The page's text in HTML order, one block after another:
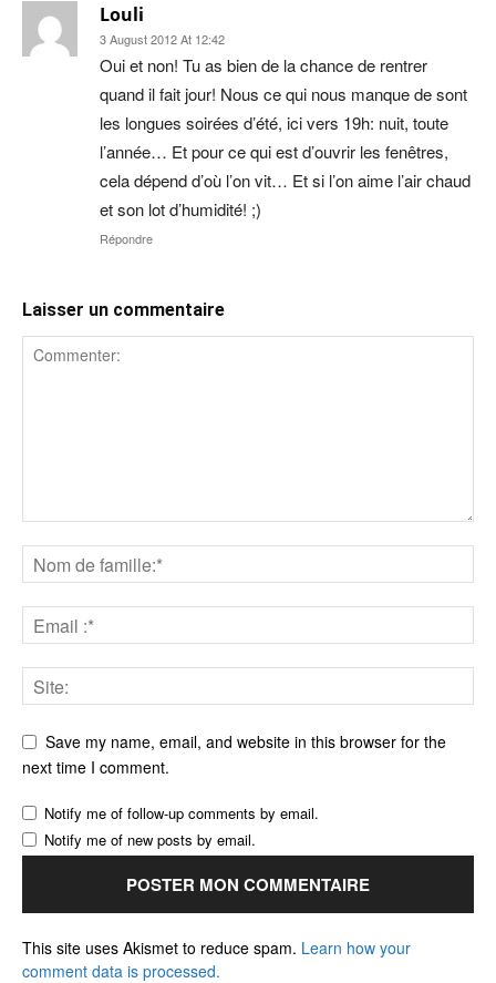
Louli
3 August 2012 At 12:42
Oui et non! Tu as bien de la chance de rentrer
quand il fait jour! Nous ce qui nous manque de sont
les longues soirées d’été, ici vers 19h: nuit, toute
l’année… Et pour ce qui est d’ouvrir les fenêtres,
cela dépend d’où l’on vit… Et si l’on aime l’air chaud
et son lot d’humidité! ;)
Répondre
Laisser un commentaire
Save my name, email, and website in this browser for the
next time I comment.
Notify me of follow-up comments by email.
Notify me of new posts by email.
This site uses Akismet to reduce spam. Learn how your
comment data is processed.